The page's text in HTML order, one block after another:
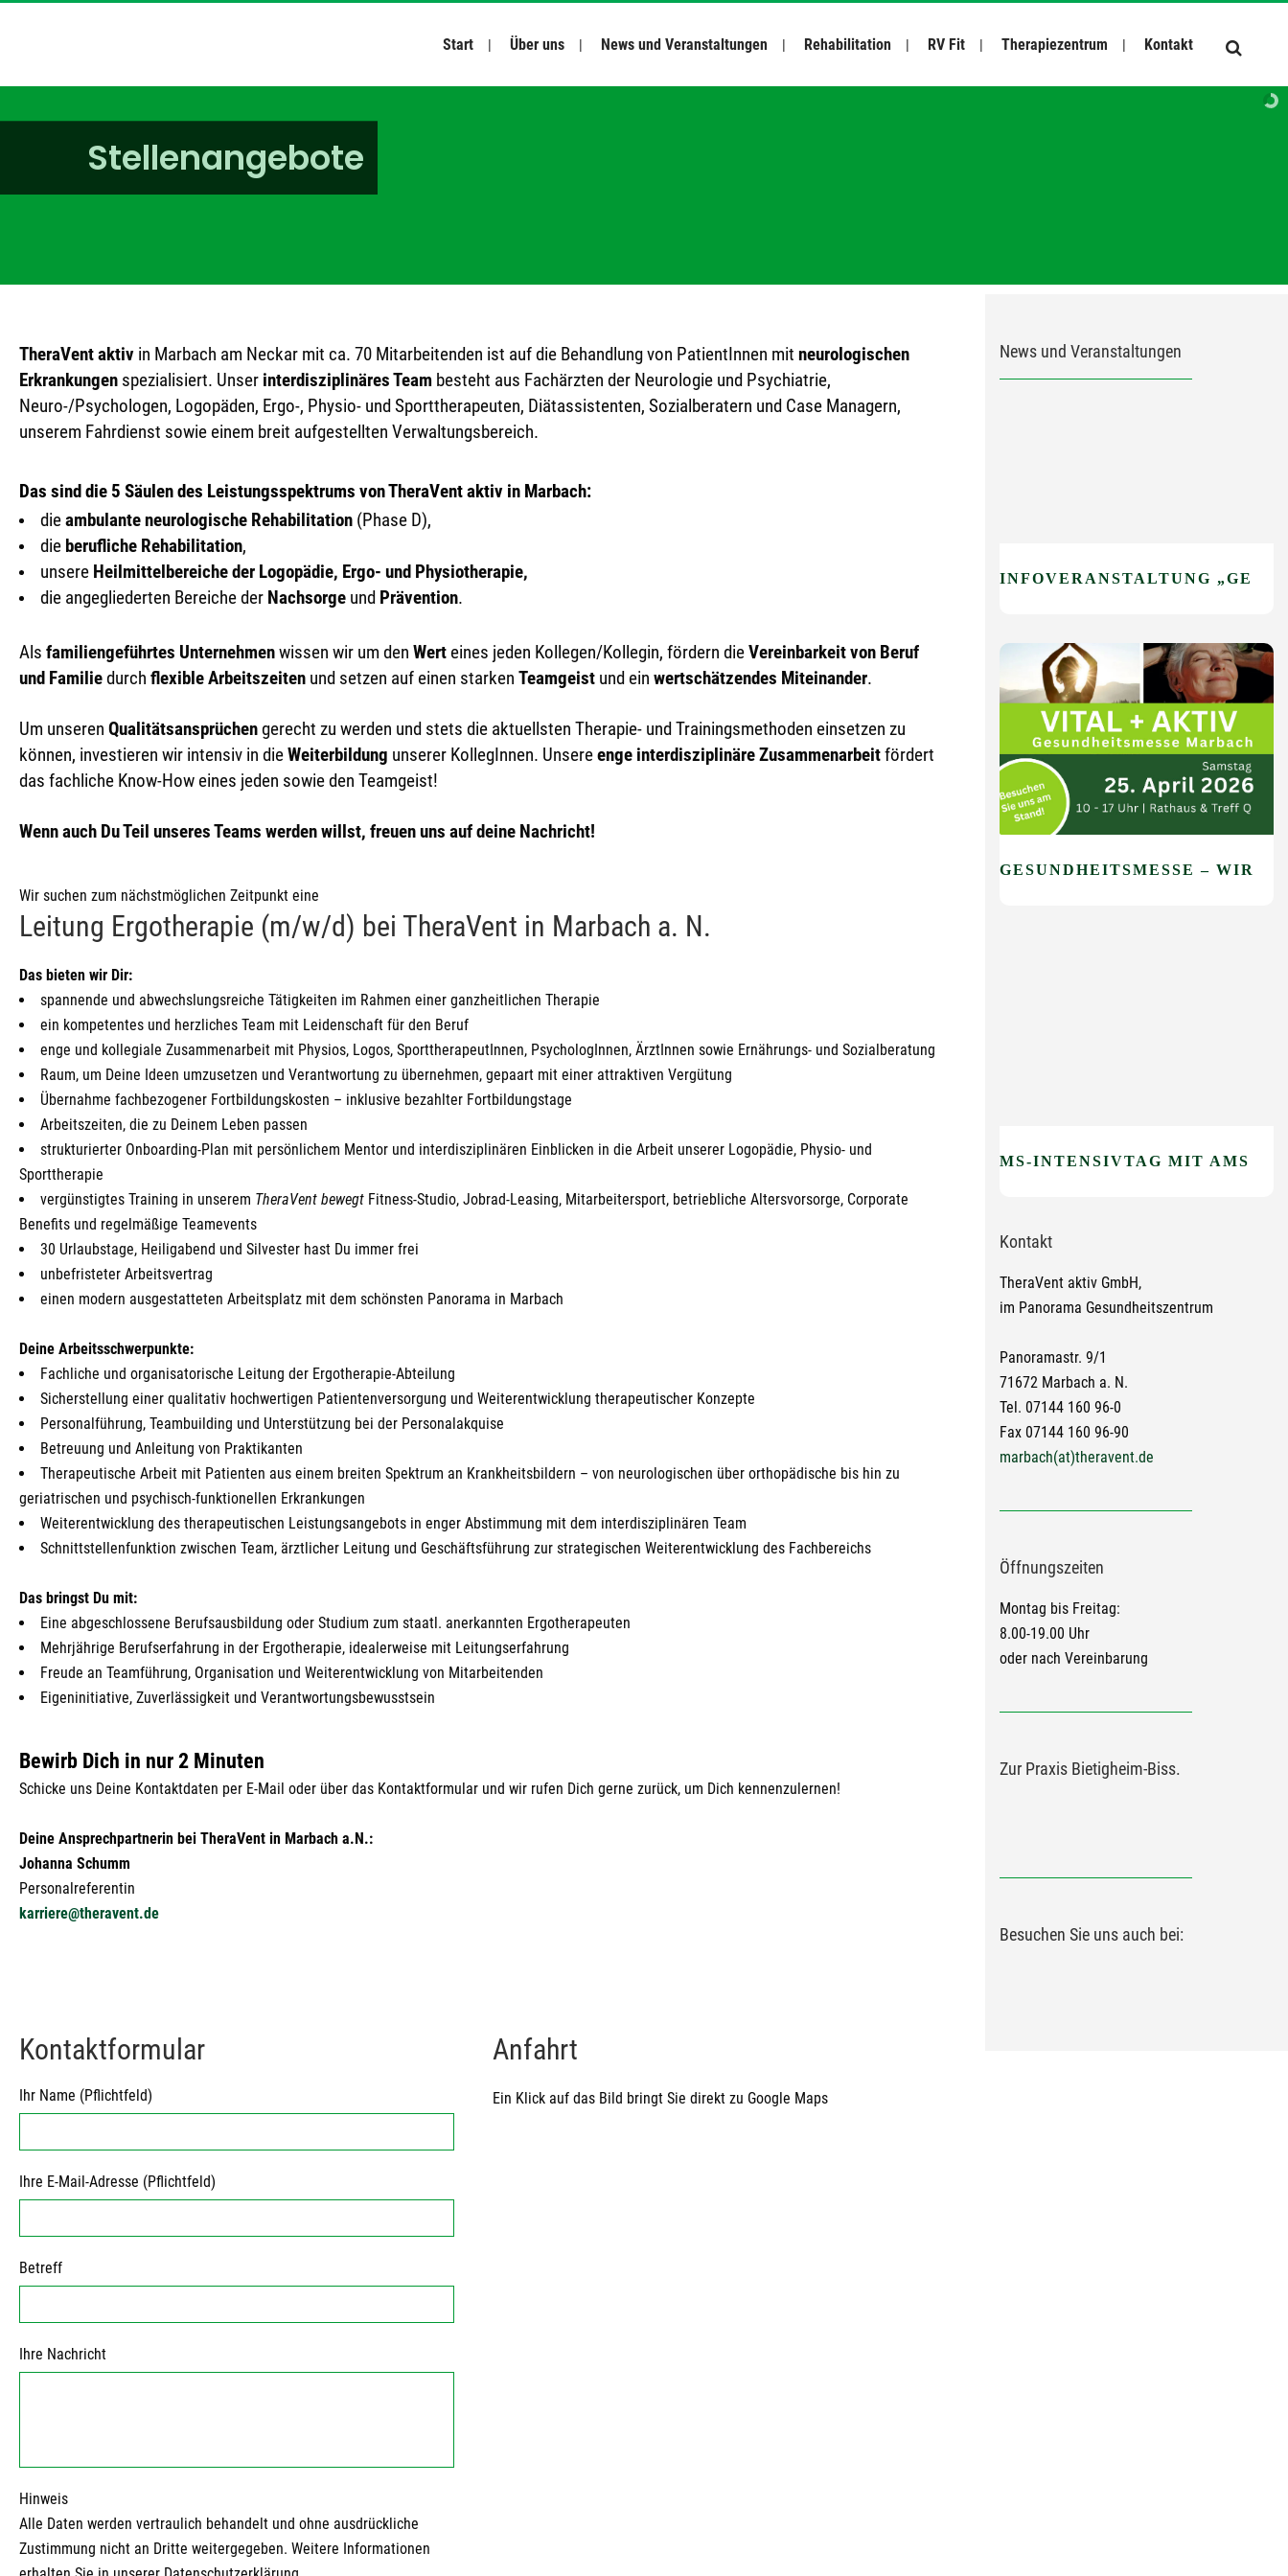
Start Über uns News und Veranstaltungen Rehabilitation RV Fit Therapiezentrum Kontakt
Stellenangebote
TheraVent aktiv in Marbach am Neckar mit ca. 70 Mitarbeitenden ist auf die Behandlung von PatientInnen mit neurologischen
Erkrankungen spezialisiert. Unser interdisziplinäres Team besteht aus Fachärzten der Neurologie und Psychiatrie,
Neuro-/Psychologen, Logopäden, Ergo-, Physio- und Sporttherapeuten, Diätassistenten, Sozialberatern und Case Managern,
unserem Fahrdienst sowie einem breit aufgestellten Verwaltungsbereich.
Das sind die 5 Säulen des Leistungsspektrums von TheraVent aktiv in Marbach:
dieambulante neurologische Rehabilitation (Phase D),
die berufliche Rehabilitation,
unsere Heilmittelbereiche der Logopädie, Ergo- und Physiotherapie,
die angegliederten Bereiche der Nachsorge und Prävention.
Als familiengeführtes Unternehmenwissen wir um den Wert eines jeden Kollegen/Kollegin, fördern dieVereinbarkeit von Beruf
und Familiedurch flexible Arbeitszeiten und setzen auf einen starken Teamgeist und ein wertschätzendes Miteinander.
Um unseren Qualitätsansprüchen gerecht zu werden und stets die aktuellsten Therapie- und Trainingsmethoden einsetzen zu
können, investieren wir intensiv in dieWeiterbildung unserer KollegInnen. Unsereenge interdisziplinäre Zusammenarbeitfördert
das fachliche Know-How eines jeden sowie den Teamgeist!
Wenn auch Du Teil unseres Teams werden willst, freuen uns auf deine Nachricht!
Wir suchen zum nächstmöglichen Zeitpunkt eine
Leitung Ergotherapie (m/w/d) bei TheraVent in Marbach a. N.
Das bieten wir Dir:
spannende und abwechslungsreiche Tätigkeiten im Rahmen einer ganzheitlichen Therapie
ein kompetentes und herzliches Team mit Leidenschaft für den Beruf
enge und kollegiale Zusammenarbeit mit Physios, Logos, SporttherapeutInnen, PsychologInnen, ÄrztInnen sowie Ernährungs- und Sozialberatung
Raum, um Deine Ideen umzusetzen und Verantwortung zu übernehmen, gepaart mit einer attraktiven Vergütung
Übernahme fachbezogener Fortbildungskosten – inklusive bezahlter Fortbildungstage
Arbeitszeiten, die zu Deinem Leben passen
strukturierter Onboarding-Plan mit persönlichem Mentor und interdisziplinären Einblicken in die Arbeit unserer Logopädie, Physio- und
Sporttherapie
vergünstigtes Training in unserem TheraVent bewegt Fitness-Studio, Jobrad-Leasing, Mitarbeitersport, betriebliche Altersvorsorge, Corporate
Benefits und regelmäßige Teamevents
30 Urlaubstage, Heiligabend und Silvester hast Du immer frei
unbefristeter Arbeitsvertrag
einen modern ausgestatteten Arbeitsplatz mit dem schönsten Panorama in Marbach
Deine Arbeitsschwerpunkte:
Fachliche und organisatorische Leitung der Ergotherapie-Abteilung
Sicherstellung einer qualitativ hochwertigen Patientenversorgung und Weiterentwicklung therapeutischer Konzepte
Personalführung, Teambuilding und Unterstützung bei der Personalakquise
Betreuung und Anleitung von Praktikanten
Therapeutische Arbeit mit Patienten aus einem breiten Spektrum an Krankheitsbildern – von neurologischen über orthopädische bis hin zu
geriatrischen und psychisch-funktionellen Erkrankungen
Weiterentwicklung des therapeutischen Leistungsangebots in enger Abstimmung mit dem interdisziplinären Team
Schnittstellenfunktion zwischen Team, ärztlicher Leitung und Geschäftsführung zur strategischen Weiterentwicklung des Fachbereichs
Das bringst Du mit:
Eine abgeschlossene Berufsausbildung oder Studium zum staatl. anerkannten Ergotherapeuten
Mehrjährige Berufserfahrung in der Ergotherapie, idealerweise mit Leitungserfahrung
Freude an Teamführung, Organisation und Weiterentwicklung von Mitarbeitenden
Eigeninitiative, Zuverlässigkeit und Verantwortungsbewusstsein
Bewirb Dich in nur 2 Minuten
Schicke uns Deine Kontaktdaten per E-Mail oder über das Kontaktformular und wir rufen Dich gerne zurück, um Dich kennenzulernen!
Deine Ansprechpartnerin bei TheraVent in Marbach a.N.:
Johanna Schumm
Personalreferentin
karriere@theravent.de
Kontaktformular
Ihr Name (Pflichtfeld)
Ihre E-Mail-Adresse (Pflichtfeld)
Betreff
Ihre Nachricht
Hinweis
Alle Daten werden vertraulich behandelt und ohne ausdrückliche
Zustimmung nicht an Dritte weitergegeben. Weitere Informationen
Anfahrt
Ein Klick auf das Bild bringt Sie direkt zu Google Maps
News und Veranstaltungen
Kontakt
TheraVent aktiv GmbH,
im Panorama Gesundheitszentrum
Panoramastr. 9/1
71672 Marbach a. N.
Tel. 07144 160 96-0
Fax 07144 160 96-90
marbach(at)theravent.de
Öffnungszeiten
Montag bis Freitag:
8.00-19.00 Uhr
oder nach Vereinbarung
Zur Praxis Bietigheim-Biss.
Besuchen Sie uns auch bei: